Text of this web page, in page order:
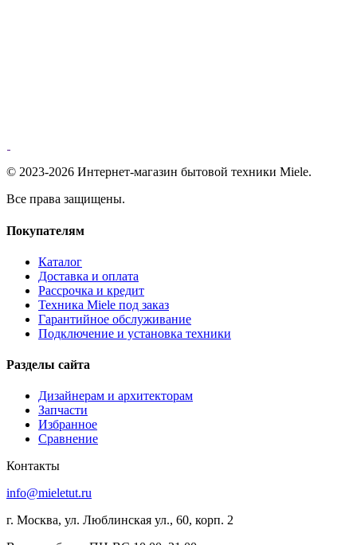
© 2023-2026 Интернет-магазин бытовой техники Miele.
Все права защищены.
Покупателям
Каталог
Доставка и оплата
Рассрочка и кредит
Техника Miele под заказ
Гарантийное обслуживание
Подключение и установка техники
Разделы сайта
Дизайнерам и архитекторам
Запчасти
Избранное
Сравнение
Контакты
info@mieletut.ru
г. Москва, ул. Люблинская ул., 60, корп. 2